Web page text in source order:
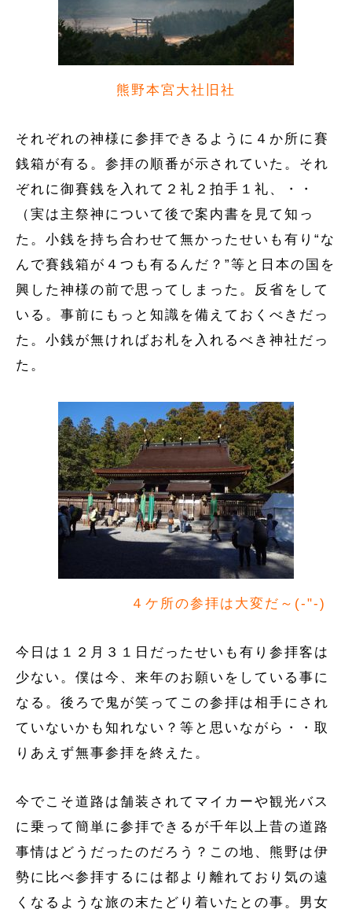
熊野本宮大社旧社
それぞれの神様に参拝できるように４か所に賽
銭箱が有る。参拝の順番が示されていた。それ
ぞれに御賽銭を入れて２礼２拍手１礼、・・
（実は主祭神について後で案内書を見て知っ
た。小銭を持ち合わせて無かったせいも有り“な
んで賽銭箱が４つも有るんだ？”等と日本の国を
興した神様の前で思ってしまった。反省をして
いる。事前にもっと知識を備えておくべきだっ
た。小銭が無ければお札を入れるべき神社だっ
た。
４ケ所の参拝は大変だ～(-"-)
今日は１２月３１日だったせいも有り参拝客は
少ない。僕は今、来年のお願いをしている事に
なる。後ろで鬼が笑ってこの参拝は相手にされ
ていないかも知れない？等と思いながら・・取
りあえず無事参拝を終えた。
今でこそ道路は舗装されてマイカーや観光バス
に乗って簡単に参拝できるが千年以上昔の道路
事情はどうだったのだろう？この地、熊野は伊
勢に比べ参拝するには都より離れており気の遠
くなるような旅の末たどり着いたとの事。男女